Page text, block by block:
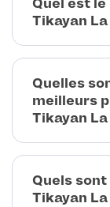
Quel est
Tikayan
Quelles
meilleurs
Tikayan
Quels
Tikayan